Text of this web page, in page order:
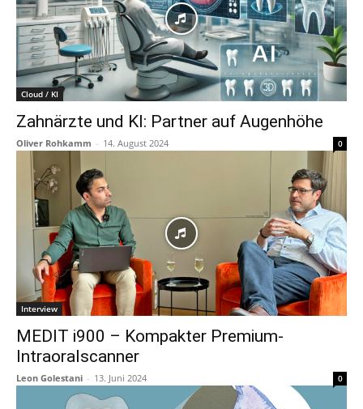
Cloud / KI
Zahnärzte und KI: Partner auf Augenhöhe
Oliver Rohkamm - 14. August 2024 0
Interview
MEDIT i900 – Kompakter Premium-
Intraoralscanner
Leon Golestani - 13. Juni 2024 0